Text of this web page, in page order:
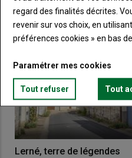
Lerné, terre de légendes
regard des finalités décrites.
revenir sur vos choix, en
préférences cookies » en bas
Paramétrer mes cookies
Tout refuser Tout